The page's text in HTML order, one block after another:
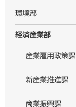
環境部
経済産業部
産業雇用政策課
新産業推進課
商業振興課